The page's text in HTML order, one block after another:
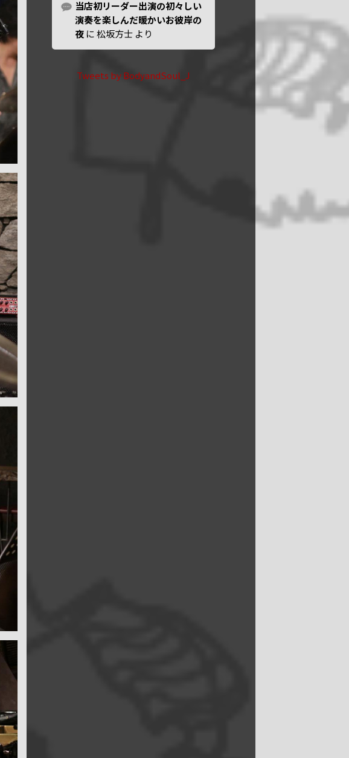
当店初リーダー出演の初々しい
演奏を楽しんだ暖かいお彼岸の
夜 に松坂方士 より
Tweets by BodyandSoul_J